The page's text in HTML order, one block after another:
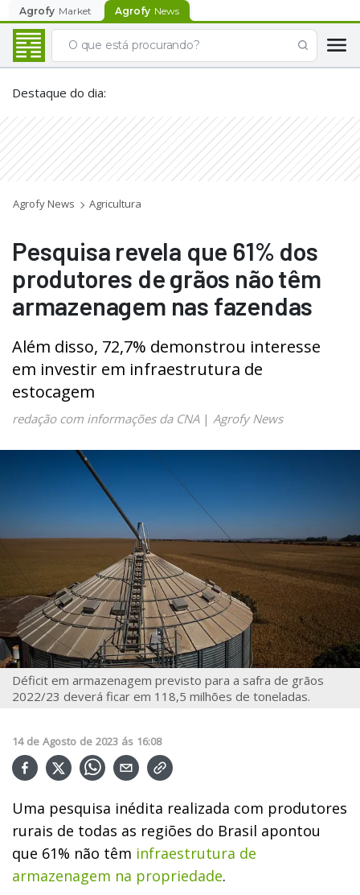
Agrofy Market Agrofy News
Destaque do dia:
Agrofy News Agricultura
Pesquisa revela que 61% dos
produtores de grãos não têm
armazenagem nas fazendas
Além disso, 72,7% demonstrou interesse
em investir em infraestrutura de
estocagem
redação com informações da CNA| Agrofy News
Déficit em armazenagem previsto para a safra de grãos
2022/23 deverá ficar em 118,5 milhões de toneladas.
14 de Agosto de 2023 ás 16:08
Uma pesquisa inédita realizada com produtores
rurais de todas as regiões do Brasil apontou
que 61% não têm infraestrutura de
armazenagem na propriedade.